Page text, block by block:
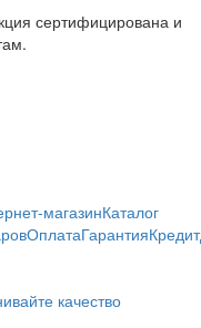
сертифицирована и
магазинКаталог
ОплатаГарантияКредит